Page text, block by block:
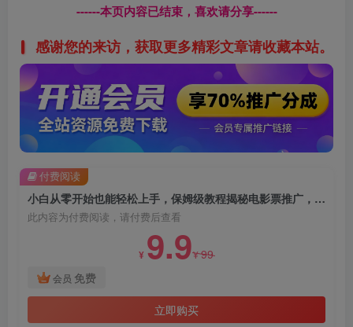
------本页内容已结束，喜欢请分享------
感谢您的来访，获取更多精彩文章请收藏本站。
小白从零开始也能轻松上手，保姆级教程揭秘电影票推广，简单易懂轻松月入过万【揭秘】
此内容为付费阅读，请付费后查看
¥ 9.9¥99
会员 免费
立即购买
付费阅读